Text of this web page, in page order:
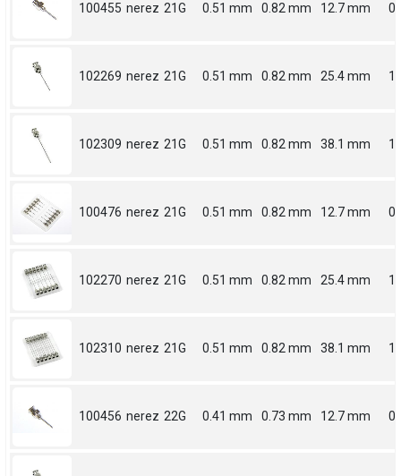
100455 nerez 21G 0.51 mm 0.82 mm 12.7 mm
102269 nerez 21G 0.51 mm 0.82 mm 25.4 mm 1
102309 nerez 21G 0.51 mm 0.82 mm 38.1 mm
100476 nerez 21G 0.51 mm 0.82 mm 12.7 mm
102270 nerez 21G 0.51 mm 0.82 mm 25.4 mm 1
102310 nerez 21G 0.51 mm 0.82 mm 38.1 mm
100456 nerez 22G 0.41 mm 0.73 mm 12.7 mm